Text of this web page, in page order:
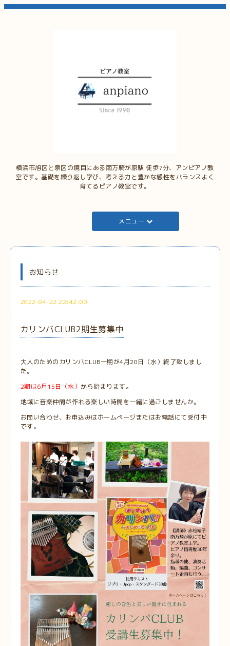
横浜市旭区と泉区の境目にある南万騎が原駅 徒歩7分、アンピアノ教
室です。基礎を繰り返し学び、考える力と豊かな感性をバランスよく
育てるピアノ教室です。
メニュー
お知らせ
2022-04-22 22:42:00
カリンバCLUB2期生募集中
大人のためのカリンバCLUB一期が4月20日（水）終了致しまし
た。
2期は6月15日（水） から始まります。
地域に音楽仲間が作れる楽しい時間を一緒に過ごしませんか。
お問い合わせ、お申込みはホームページまたはお電話にて受付中
です。